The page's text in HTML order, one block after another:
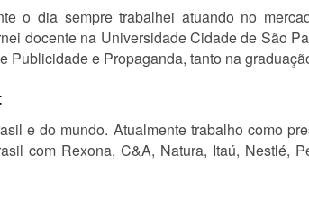
o dia sempre trabalhei atuando no
docente na Universidade Cidade de São
Publicidade e Propaganda, tanto na
e do mundo. Atualmente trabalho como
com Rexona, C&A, Natura, Itaú, Nestlé,